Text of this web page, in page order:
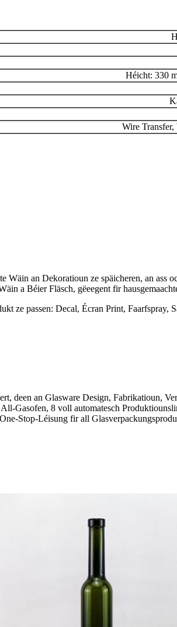
Héicht: 330
Wire
Wäin an Dekoratioun ze späicheren, an
a Béier Fläsch, gëeegent fir
ze passen: Decal, Écran Print, Faarfspray,
deen an Glasware Design, Fabrikatioun,
Gasofen, 8 voll automatesch
Stop-Léisung fir all